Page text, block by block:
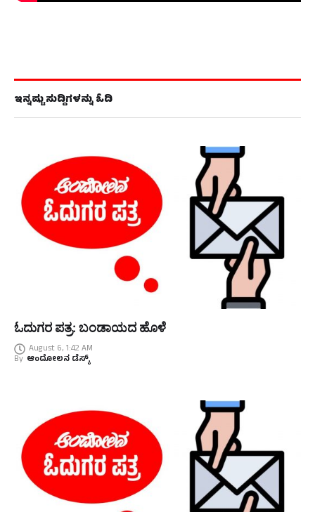
ಇನ್ನಷ್ಟು ಸುದ್ದಿಗಳನ್ನು ಓದಿ
ಓದುಗರ ಪತ್ರ: ಬಂಡಾಯದ ಹೊಳೆ
August 6, 1:42 AM
By ಆಂದೋಲನ ಡೆಸ್ಕ್